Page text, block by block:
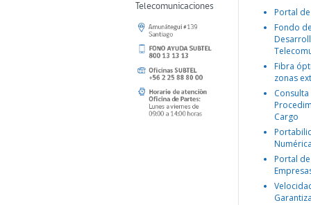
Telecomunicaciones
Portal
Fondo
Fibra
zonas
Consulta
Cargo
Portal